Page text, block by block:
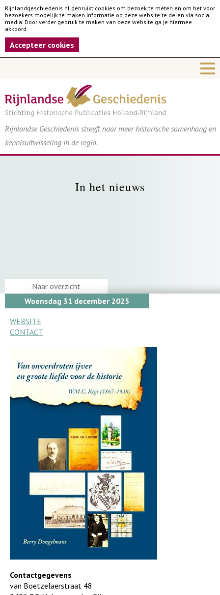
Rijnlandgeschiedenis.nl gebruikt cookies om bezoek te meten en om het voor
bezoekers mogelijk te maken informatie op deze website te delen via social
media. Door verder gebruik te maken van deze website ga je hiermee
akkoord.
Accepteer cookies
Rijnlandse Geschiedenis streeft naar meer historische samenhang en
kennisuitwisseling in de regio.
In het nieuws
Naar overzicht
Woensdag 31 december 2025
WEBSITE
CONTACT
Contactgegevens
van Boetzelaerstraat 48